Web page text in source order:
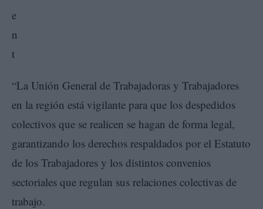
“La Unión General de Trabajadoras y Trabajadores
en la región está vigilante para que los despedidos
colectivos que se realicen se hagan de forma legal,
garantizando los derechos respaldados por el Estatuto
de los Trabajadores y los distintos convenios
sectoriales que regulan sus relaciones colectivas de
trabajo.